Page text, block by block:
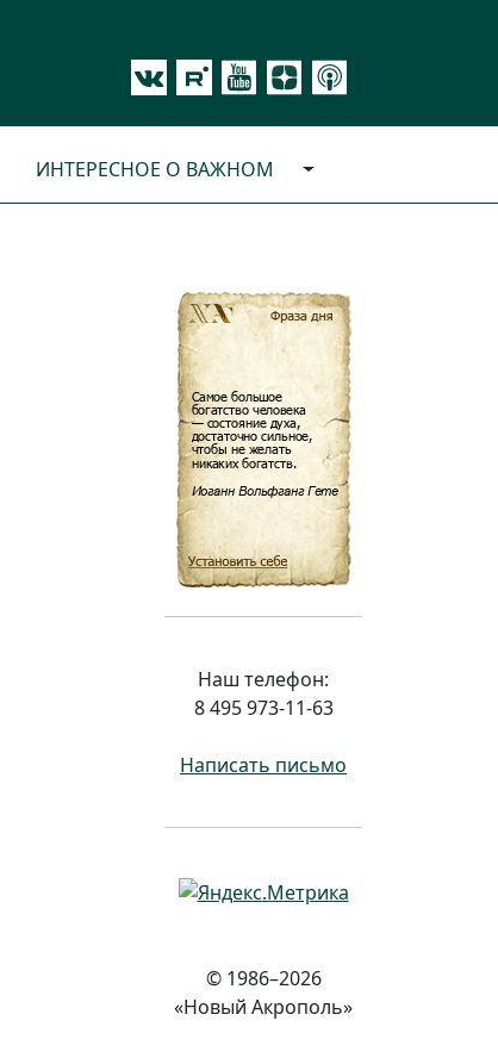
ИНТЕРЕСНОЕ О ВАЖНОМ
Наш телефон:
8 495 973-11-63
Написать письмо
© 1986–2026
«Новый Акрополь»